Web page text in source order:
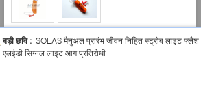
बड़ी छवि : SOLAS मैनुअल प्रारंभ जीवन निहित स्ट्रोब लाइट फ्लैश
एलईडी सिग्नल लाइट आग प्रतिरोधी